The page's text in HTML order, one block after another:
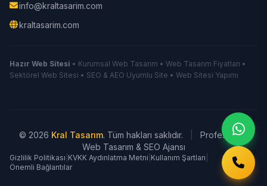
info@kraltasarim.com
kraltasarim.com
Hazır Web Sitesi • Kurumsal Web Tasarım • Web Tasarım Fiyatları •
Sektörel Web Sitesi • SEO & AEO Uyumlu Site • Web Sitesi Yapımı
© 2026 Kral Tasarım. Tüm hakları saklıdır.
Profesyonel
Web Tasarım & SEO Ajansı
Gizlilik Politikası KVKK Aydınlatma Metni Kullanım Şartları
Önemli Bağlantılar